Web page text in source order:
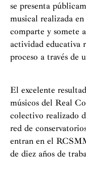
se presenta
musical realizada
comparte y somete
actividad educativa
proceso a través de
El excelente
músicos del Real
colectivo realizado
red de
entran en el
de diez años de